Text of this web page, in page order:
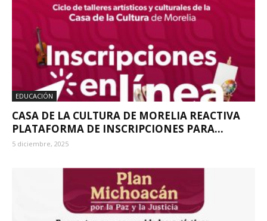
EDUCACIÓN
CASA DE LA CULTURA DE MORELIA REACTIVA
PLATAFORMA DE INSCRIPCIONES PARA...
5 diciembre, 2025